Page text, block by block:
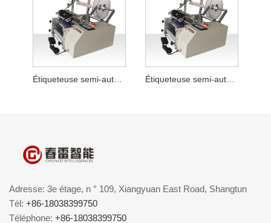
Étiqueteuse semi-automatique pour sauce chili
Adresse: 3e étage, n ° 109, Xiangyuan East Road, Shangtun
Tél: +86-18038399750
Téléphone: +86-18038399750